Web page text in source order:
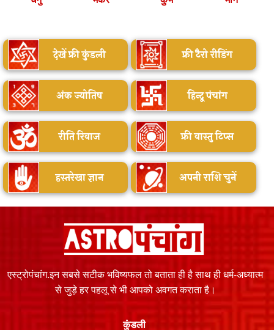
देखें फ्री कुंडली फ्री टैरो रीडिंग
अंक ज्योतिष हिन्दू पंचांग
रीति रिवाज फ्री वास्तु टिप्स
हस्तरेखा ज्ञान अपनी राशि चुनें
एस्ट्रोपंचांग.इन सबसे सटीक भविष्यफल तो बताता ही है साथ ही धर्म-अध्यात्म
से जुड़े हर पहलू से भी आपको अवगत कराता है।
कुंडली